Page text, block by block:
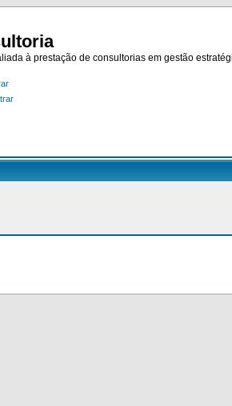
à prestação de consultorias em gestão